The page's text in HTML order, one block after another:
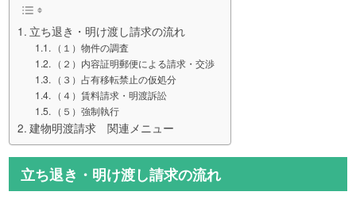
立ち退き・明け渡し請求の流れ
（１）物件の調査
（２）内容証明郵便による請求・交渉
（３）占有移転禁止の仮処分
（４）賃料請求・明渡訴訟
（５）強制執行
建物明渡請求 関連メニュー
立ち退き・明け渡し請求の流れ